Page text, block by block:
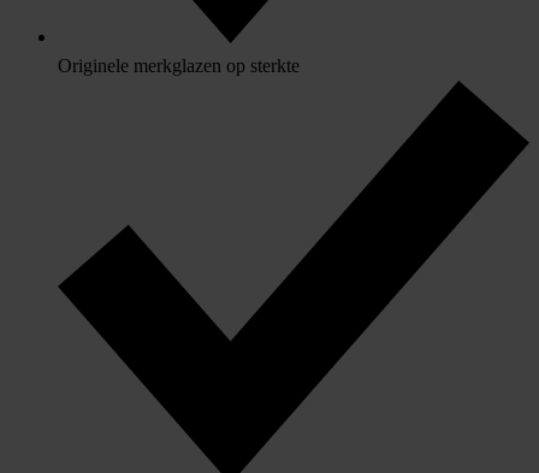
Originele merkglazen op sterkte